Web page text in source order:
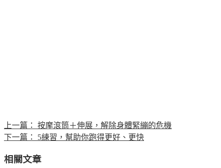
上一篇：
按摩滾筒＋伸展，解除身體緊繃的危機
下一篇：
5練習，幫助你跑得更好、更快
相關文章